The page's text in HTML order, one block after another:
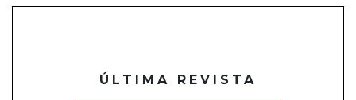
ÚLTIMA REVISTA